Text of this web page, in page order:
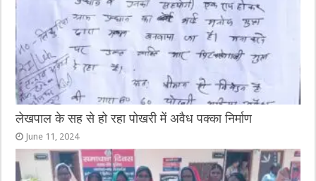
लेखपाल के सह से हो रहा पोखरी में अवैध पक्का निर्माण
June 11, 2024